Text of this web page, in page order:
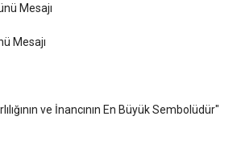
Mesajı
Mesajı
ve İnancının En Büyük Sembolüdür"